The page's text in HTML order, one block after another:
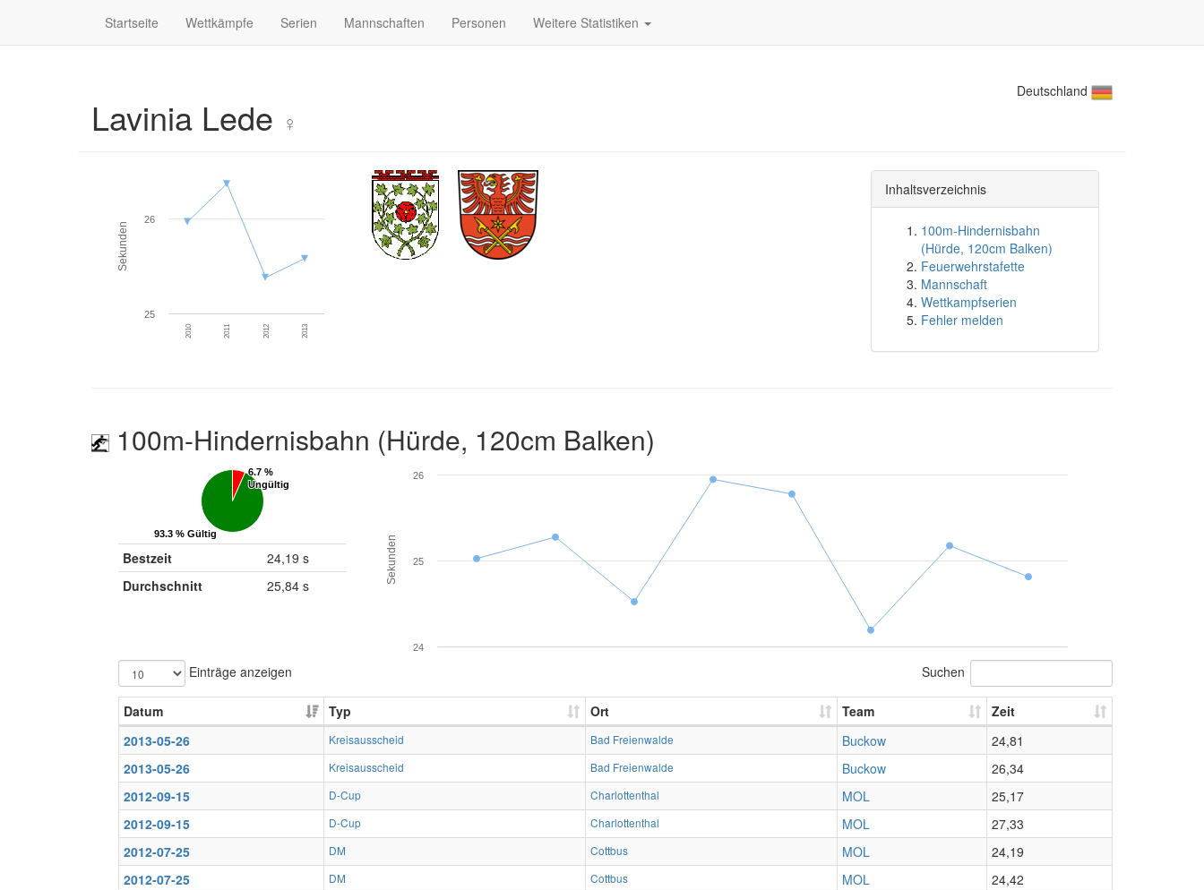
Startseite Wettkämpfe Serien Mannschaften Personen Weitere Statistiken
Deutschland
Lavinia Lede ♀
Sekunden
2010 2011 2012 2013
25
26
Inhaltsverzeichnis
100m-Hindernisbahn
(Hürde, 120cm Balken)
Feuerwehrstafette
Mannschaft
Wettkampfserien
Fehler melden
100m-Hindernisbahn (Hürde, 120cm Balken)
6.7 %
Ungültig
6.7 %
Ungültig
93.3 % Gültig
93.3 % Gültig
Bestzeit
24,19 s
Durchschnitt
25,84 s
Sekunden
24
25
26
Einträge anzeigen Suchen
Datum Typ Ort Team
Zeit
2013-05-26
Kreisausscheid Bad Freienwalde Buckow
24,81
2013-05-26
Kreisausscheid Bad Freienwalde Buckow
26,34
2012-09-15
D-Cup Charlottenthal MOL
25,17
2012-09-15
D-Cup Charlottenthal MOL
27,33
2012-07-25
DM Cottbus MOL
24,19
2012-07-25
DM Cottbus MOL
24,42